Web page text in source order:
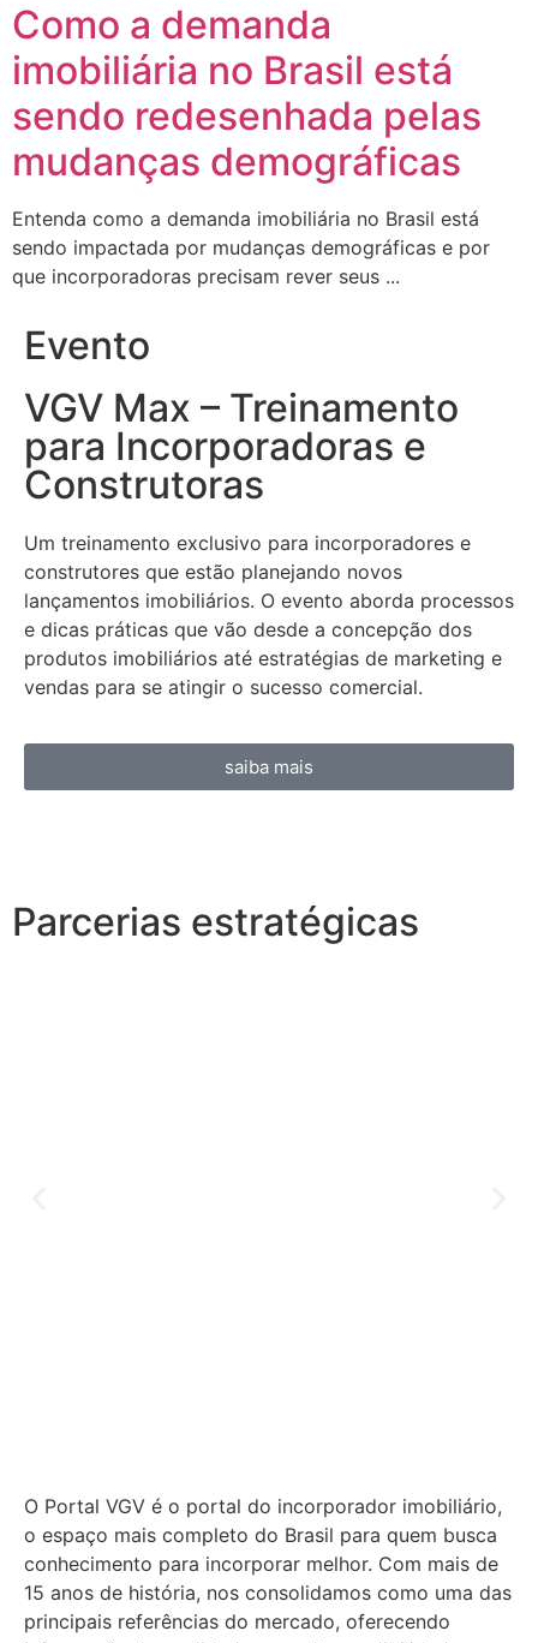
Como a demanda
imobiliária no Brasil está
sendo redesenhada pelas
mudanças demográficas
Entenda como a demanda imobiliária no Brasil está
sendo impactada por mudanças demográficas e por
que incorporadoras precisam rever seus ...
Evento
VGV Max – Treinamento
para Incorporadoras e
Construtoras
Um treinamento exclusivo para incorporadores e
construtores que estão planejando novos
lançamentos imobiliários. O evento aborda processos
e dicas práticas que vão desde a concepção dos
produtos imobiliários até estratégias de marketing e
vendas para se atingir o sucesso comercial.
saiba mais
Parcerias estratégicas
O Portal VGV é o portal do incorporador imobiliário,
o espaço mais completo do Brasil para quem busca
conhecimento para incorporar melhor. Com mais de
15 anos de história, nos consolidamos como uma das
principais referências do mercado, oferecendo